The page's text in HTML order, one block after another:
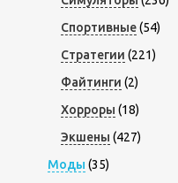
Спортивные(54)
Стратегии (221)
Файтинги (2)
Хорроры (18)
Экшены (427)
Моды (35)